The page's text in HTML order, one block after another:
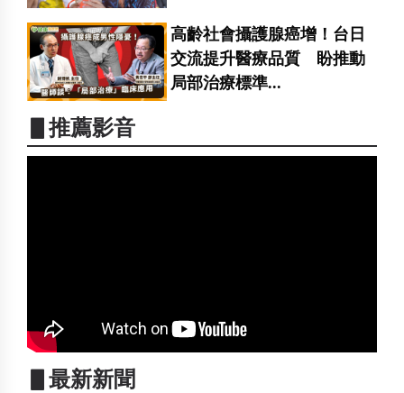
高齡社會攝護腺癌增！台日
交流提升醫療品質 盼推動
局部治療標準...
▋推薦影音
▋最新新聞